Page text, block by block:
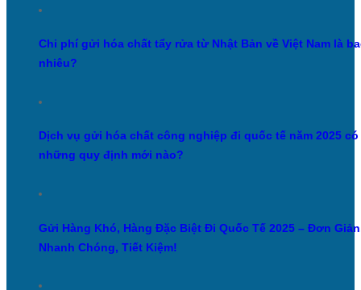
Chi phí gửi hóa chất tẩy rửa từ Nhật Bản về Việt Nam là
nhiêu?
Dịch vụ gửi hóa chất công nghiệp đi quốc tế năm 2025 có
những quy định mới nào?
Gửi Hàng Khó, Hàng Đặc Biệt Đi Quốc Tế 2025 – Đơn
Nhanh Chóng, Tiết Kiệm!